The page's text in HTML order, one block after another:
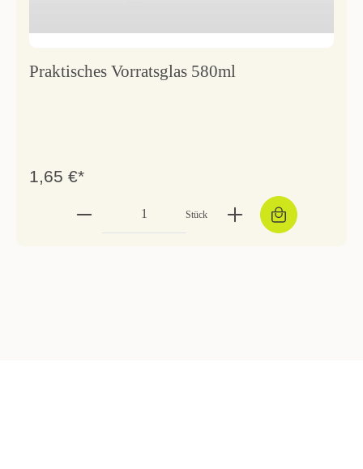
Praktisches Vorratsglas 580ml
1,65 €*
Stück